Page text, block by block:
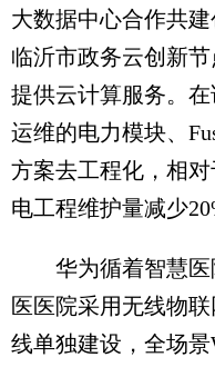
大数据中心合作共
临沂市政务云创新
提供云计算服务。
运维的电力模块、
方案去工程化，相
电工程维护量减少
华为循着智慧医
医医院采用无线物
线单独建设，全场